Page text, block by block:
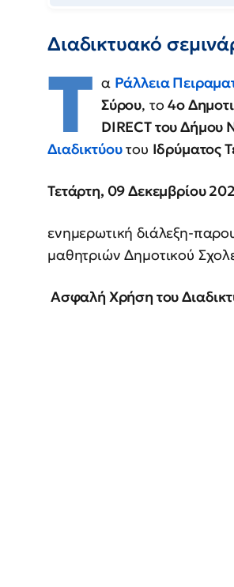
Διαδικτυακό
Τ α Ράλλεια
Σύρου, το4ο
DIRECT του Δήμου
Διαδικτύουτου Ιδρύματος
Τετάρτη, 09 Δεκεμβρίου
ενημερωτική διάλεξη-
μαθητριών Δημοτικού
Ασφαλή Χρήση του